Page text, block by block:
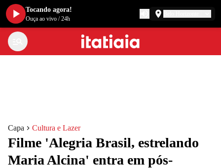
Capa Cultura e Lazer
Filme 'Alegria Brasil, estrelando
Maria Alcina' entra em pós-
Tocando agora!
Ouça ao vivo /24h